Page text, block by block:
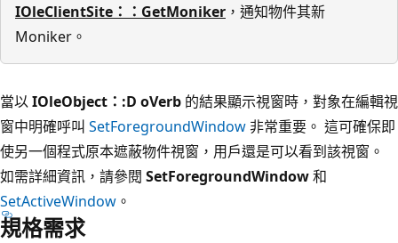
IOleClientSite：：GetMoniker ，通知物件其新
Moniker。
當以IOleObject：:D oVerb 的結果顯示視窗時，對象在編輯視
窗中明確呼叫 SetForegroundWindow 非常重要。 這可確保即
使另一個程式原本遮蔽物件視窗，用戶還是可以看到該視窗。
如需詳細資訊，請參閱 SetForegroundWindow和
SetActiveWindow 。
規格需求